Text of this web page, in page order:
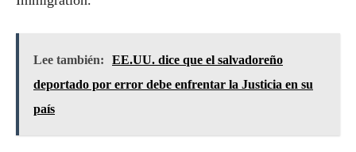
Lee también:
EE.UU. dice que el salvadoreño
deportado por error debe enfrentar la Justicia en su
país